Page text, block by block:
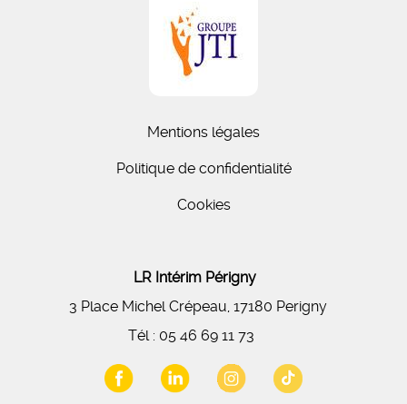
Mentions légales
Politique de confidentialité
Cookies
LR Intérim Périgny
3 Place Michel Crépeau, 17180 Perigny
Tél : 05 46 69 11 73